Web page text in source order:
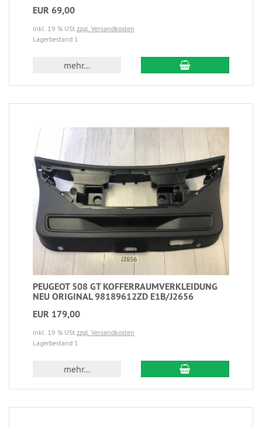
EUR 69,00
inkl. 19 % USt zzgl. Versandkosten
Lagerbestand 1
mehr...
PEUGEOT 508 GT KOFFERRAUMVERKLEIDUNG
NEU ORIGINAL 98189612ZD E1B/J2656
EUR 179,00
inkl. 19 % USt zzgl. Versandkosten
Lagerbestand 1
mehr...